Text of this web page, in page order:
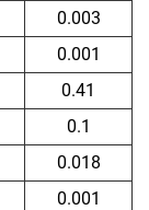
0.003
0.001
0.41
0.1
0.018
0.001